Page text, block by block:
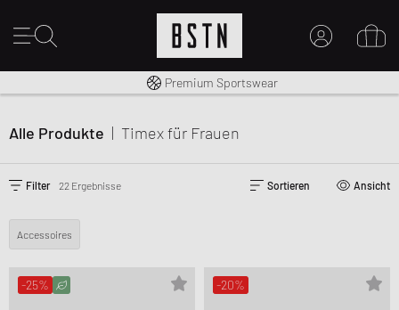
EINEN ACCOUNT ERSTELLEN
Kostenloser Versand nach DE ab € 70
Premium Sportswear
Alle Produkte | Timexfür Frauen
Filter 22 Ergebnisse Sortieren Ansicht
Accessoires
-25% -20%